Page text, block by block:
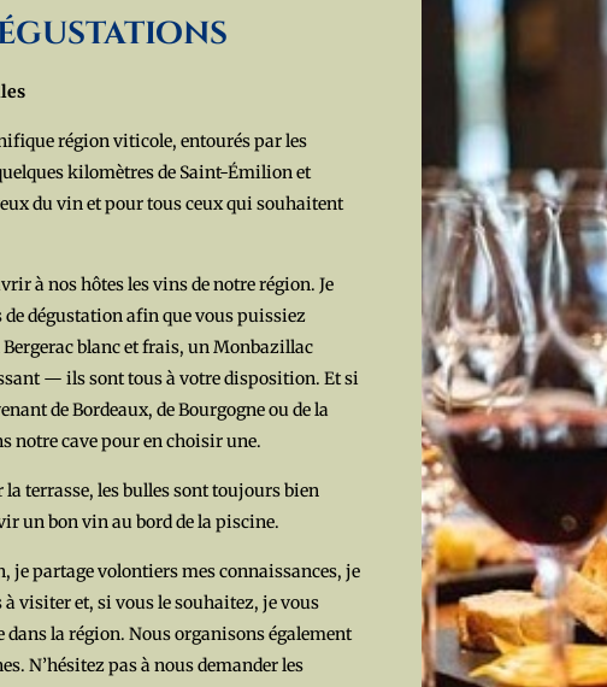
région viticole, entourés par les
kilomètres de Saint-Émilion et
du vin et pour tous ceux qui souhaitent
à nos hôtes les vins de notre région. Je
dégustation afin que vous puissiez
blanc et frais, un Monbazillac
— ils sont tous à votre disposition. Et si
de Bordeaux, de Bourgogne ou de la
notre cave pour en choisir une.
terrasse, les bulles sont toujours bien
un bon vin au bord de la piscine.
je partage volontiers mes connaissances, je
visiter et, si vous le souhaitez, je vous
la région. Nous organisons également
N’hésitez pas à nous demander les